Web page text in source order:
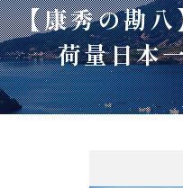
【康秀の勘
荷量日本